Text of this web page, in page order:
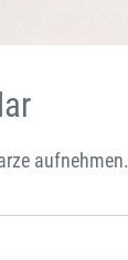
aufnehmen.